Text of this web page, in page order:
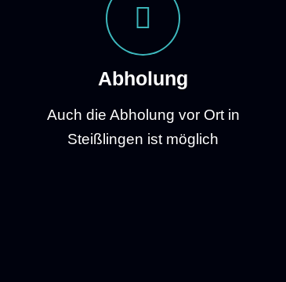
Abholung
Auch die Abholung vor Ort in
Steißlingen ist möglich